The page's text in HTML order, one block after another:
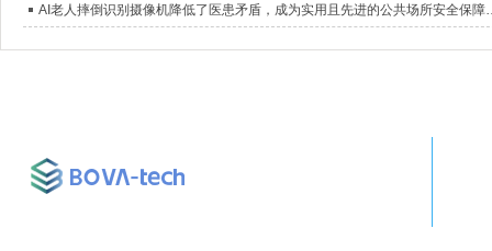
AI老人摔倒识别摄像机